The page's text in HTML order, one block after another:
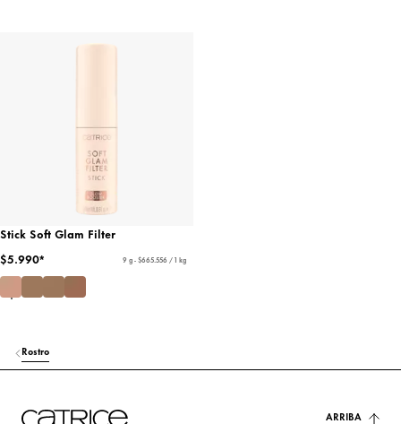
Stick Soft Glam Filter
$5.990*
9 g - $665.556 / 1 kg
Rostro
ARRIBA